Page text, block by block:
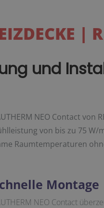
|
und
NEO Contact
von bis zu 75 W/
Raumtemperaturen
Montage
NEO Contact